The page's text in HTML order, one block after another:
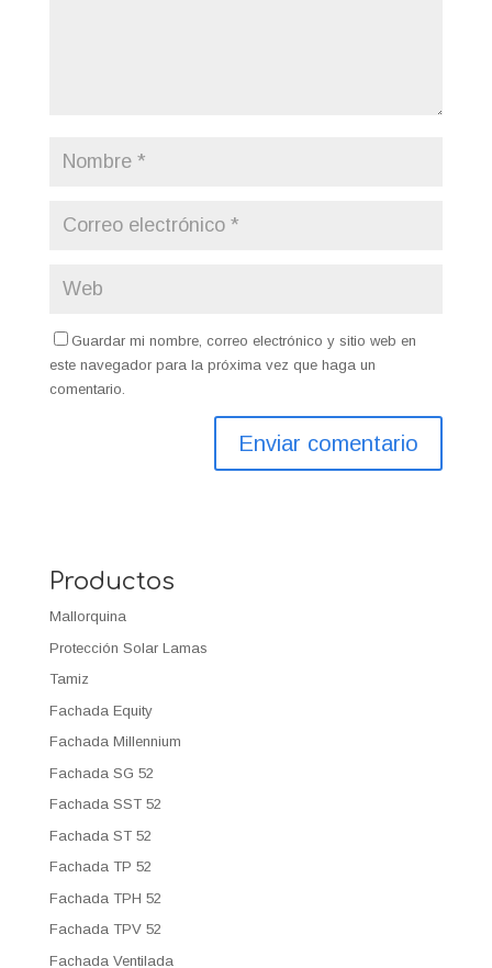
Guardar mi nombre, correo electrónico y sitio web en
este navegador para la próxima vez que haga un
comentario.
Productos
Mallorquina
Protección Solar Lamas
Tamiz
Fachada Equity
Fachada Millennium
Fachada SG 52
Fachada SST 52
Fachada ST 52
Fachada TP 52
Fachada TPH 52
Fachada TPV 52
Fachada Ventilada